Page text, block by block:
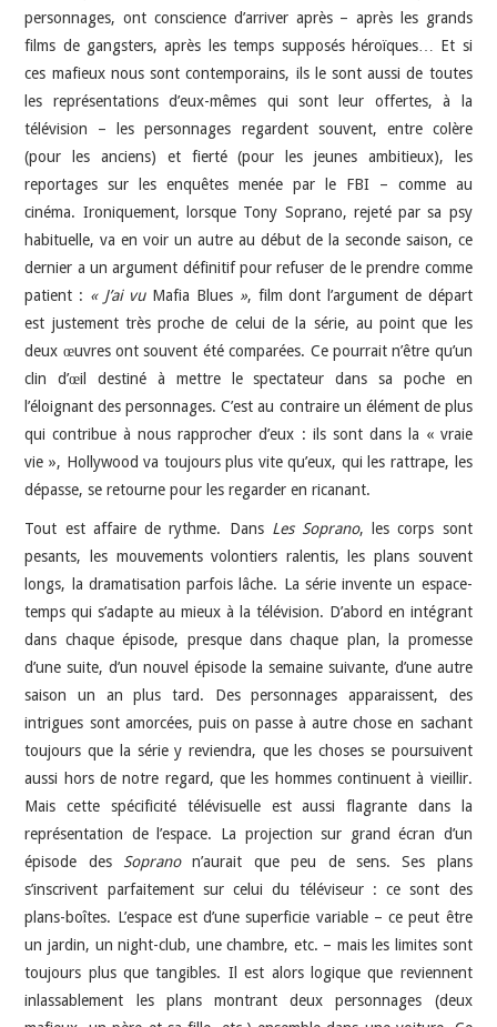
personnages, ont conscience d’arriver après – après les grands
films de gangsters, après les temps supposés héroïques… Et si
ces mafieux nous sont contemporains, ils le sont aussi de toutes
les représentations d’eux-mêmes qui sont leur offertes, à la
télévision – les personnages regardent souvent, entre colère
(pour les anciens) et fierté (pour les jeunes ambitieux), les
reportages sur les enquêtes menée par le FBI – comme au
cinéma. Ironiquement, lorsque Tony Soprano, rejeté par sa psy
habituelle, va en voir un autre au début de la seconde saison, ce
dernier a un argument définitif pour refuser de le prendre comme
patient : « J’ai vuMafia Blues », film dont l’argument de départ
est justement très proche de celui de la série, au point que les
deux œuvres ont souvent été comparées. Ce pourrait n’être qu’un
clin d’œil destiné à mettre le spectateur dans sa poche en
l’éloignant des personnages. C’est au contraire un élément de plus
qui contribue à nous rapprocher d’eux : ils sont dans la « vraie
vie », Hollywood va toujours plus vite qu’eux, qui les rattrape, les
dépasse, se retourne pour les regarder en ricanant.
Tout est affaire de rythme. Dans Les Soprano, les corps sont
pesants, les mouvements volontiers ralentis, les plans souvent
longs, la dramatisation parfois lâche. La série invente un espace-
temps qui s’adapte au mieux à la télévision. D’abord en intégrant
dans chaque épisode, presque dans chaque plan, la promesse
d’une suite, d’un nouvel épisode la semaine suivante, d’une autre
saison un an plus tard. Des personnages apparaissent, des
intrigues sont amorcées, puis on passe à autre chose en sachant
toujours que la série y reviendra, que les choses se poursuivent
aussi hors de notre regard, que les hommes continuent à vieillir.
Mais cette spécificité télévisuelle est aussi flagrante dans la
représentation de l’espace. La projection sur grand écran d’un
épisode des Sopranon’aurait que peu de sens. Ses plans
s’inscrivent parfaitement sur celui du téléviseur : ce sont des
plans-boîtes. L’espace est d’une superficie variable – ce peut être
un jardin, un night-club, une chambre, etc. – mais les limites sont
toujours plus que tangibles. Il est alors logique que reviennent
inlassablement les plans montrant deux personnages (deux